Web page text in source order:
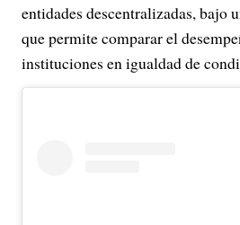
entidades descentralizadas, bajo
que permite comparar el
instituciones en igualdad de